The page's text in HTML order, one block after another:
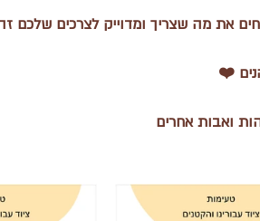
את מה שצריך ומדוייק לצרכים
❤️
ואבות אחרים